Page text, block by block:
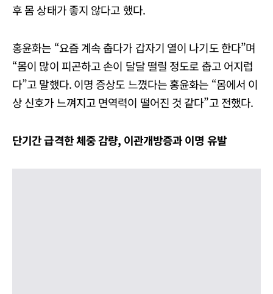
후 몸 상태가 좋지 않다고 했다.
홍윤화는 “요즘 계속 춥다가 갑자기 열이 나기도 한다”며
“몸이 많이 피곤하고 손이 달달 떨릴 정도로 춥고 어지럽
다”고 말했다. 이명 증상도 느꼈다는 홍윤화는 “몸에서 이
상 신호가 느껴지고 면역력이 떨어진 것 같다”고 전했다.
단기간 급격한 체중 감량, 이관개방증과 이명 유발